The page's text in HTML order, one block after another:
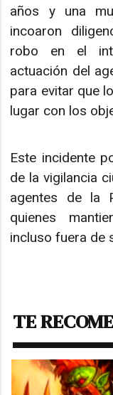
años y una
incoaron
robo en el
actuación del
para evitar que
lugar con los
Este incidente
de la vigilancia
agentes de la
quienes
incluso fuera de
TE